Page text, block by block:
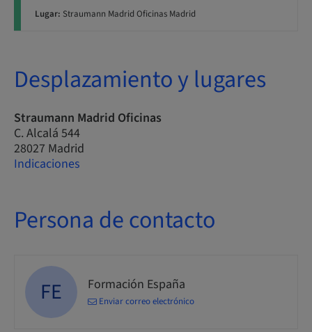
Lugar: Straumann Madrid Oficinas Madrid
Desplazamiento y lugares
Straumann Madrid Oficinas
C. Alcalá 544
28027 Madrid
Indicaciones
Persona de contacto
FE Formación España
Enviar correo electrónico